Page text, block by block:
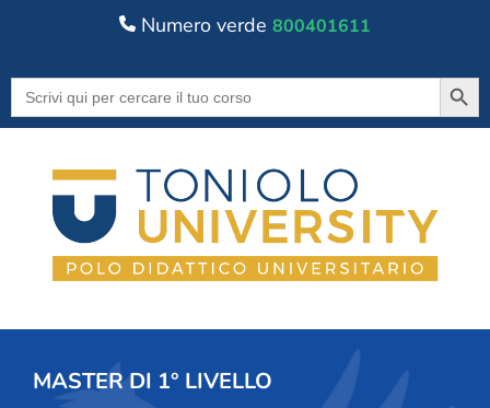
Numero verde 800401611
Search
for:
MASTER DI 1° LIVELLO